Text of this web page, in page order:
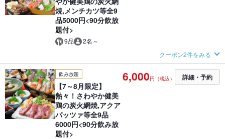
焼,メンチカツ等全9
品5000円<90分飲放
題付>
9品 2名～
クーポン2件をみる
飲み放題
【7～8月限定】
熱々！さわやか健美
鶏の炭火網焼,アクア
パッツァ等全9品
6000円<90分飲み放
題付>
6,000円（税込） 詳細・予約